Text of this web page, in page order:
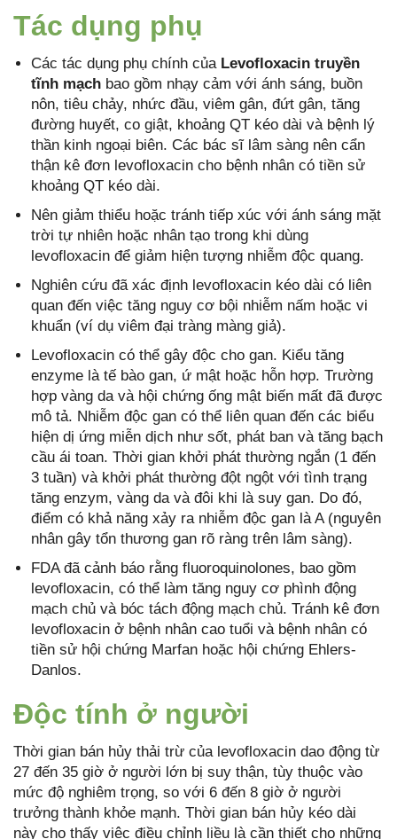
Tác dụng phụ
Các tác dụng phụ chính của Levofloxacin truyền
tĩnh mạch bao gồm nhạy cảm với ánh sáng, buồn
nôn, tiêu chảy, nhức đầu, viêm gân, đứt gân, tăng
đường huyết, co giật, khoảng QT kéo dài và bệnh lý
thần kinh ngoại biên. Các bác sĩ lâm sàng nên cẩn
thận kê đơn levofloxacin cho bệnh nhân có tiền sử
khoảng QT kéo dài.
Nên giảm thiểu hoặc tránh tiếp xúc với ánh sáng mặt
trời tự nhiên hoặc nhân tạo trong khi dùng
levofloxacin để giảm hiện tượng nhiễm độc quang.
Nghiên cứu đã xác định levofloxacin kéo dài có liên
quan đến việc tăng nguy cơ bội nhiễm nấm hoặc vi
khuẩn (ví dụ viêm đại tràng màng giả).
Levofloxacin có thể gây độc cho gan. Kiểu tăng
enzyme là tế bào gan, ứ mật hoặc hỗn hợp. Trường
hợp vàng da và hội chứng ống mật biến mất đã được
mô tả. Nhiễm độc gan có thể liên quan đến các biểu
hiện dị ứng miễn dịch như sốt, phát ban và tăng bạch
cầu ái toan. Thời gian khởi phát thường ngắn (1 đến
3 tuần) và khởi phát thường đột ngột với tình trạng
tăng enzym, vàng da và đôi khi là suy gan. Do đó,
điểm có khả năng xảy ra nhiễm độc gan là A (nguyên
nhân gây tổn thương gan rõ ràng trên lâm sàng).
FDA đã cảnh báo rằng fluoroquinolones, bao gồm
levofloxacin, có thể làm tăng nguy cơ phình động
mạch chủ và bóc tách động mạch chủ. Tránh kê đơn
levofloxacin ở bệnh nhân cao tuổi và bệnh nhân có
tiền sử hội chứng Marfan hoặc hội chứng Ehlers-
Danlos.
Độc tính ở người
Thời gian bán hủy thải trừ của levofloxacin dao động từ
27 đến 35 giờ ở người lớn bị suy thận, tùy thuộc vào
mức độ nghiêm trọng, so với 6 đến 8 giờ ở người
trưởng thành khỏe mạnh. Thời gian bán hủy kéo dài
này cho thấy việc điều chỉnh liều là cần thiết cho những